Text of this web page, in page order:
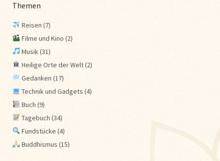
Themen
Reisen (7)
Filme und Kino (2)
Musik(31)
Heilige Orte der Welt(2)
Gedanken (17)
Technik und Gadgets (4)
Buch (9)
Tagebuch (34)
Fundstücke (4)
Buddhismus (15)